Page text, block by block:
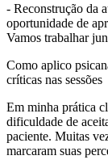
- Reconstrução da
oportunidade de
Vamos trabalhar
Como aplico
críticas nas sessões
Em minha prática
dificuldade de
paciente. Muitas
marcaram suas